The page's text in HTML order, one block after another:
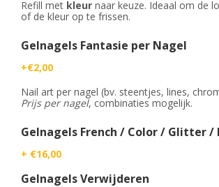
Refill met kleur naar keuze. Ideaal om de
of de kleur op te frissen.
Gelnagels Fantasie per Nagel
+€2,00
Nail art per nagel (bv. steentjes, lines,
Prijs per nagel, combinaties mogelijk.
Gelnagels French / Color / Glitter /
+ €16,00
Gelnagels Verwijderen